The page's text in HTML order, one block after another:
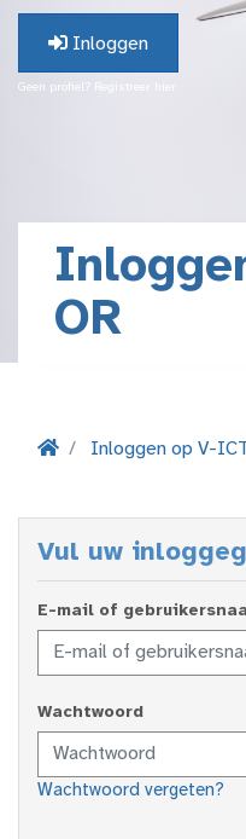
Inloggen
Geen profiel? Registreer hier.
OR
Inloggen op V-
Vul uw
E-mail of
Wachtwoord
Wachtwoord vergeten?